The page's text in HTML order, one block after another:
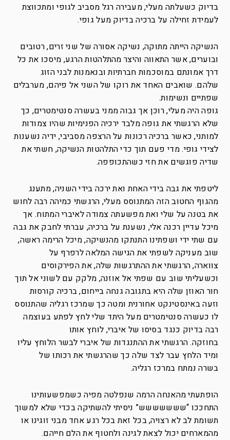
בדיוק כשעלתה מעלי, מעבירה רגל מסביב לגופי ומתכווצת
לעמידת זחילה על ברכיה בדיוק מעל גופי.
הנשיקה הייתה מתוקה, נשיקה אסורה של שני זרים, רטובים
ובוערים, אשר התאווה והיצר מהתלהטות הרגע, מיסכו את כל
דרך אמונתם במוסכמות חברתיות ובנאמנות לבני הזוג
שלהם. שואבים האחד את רוקו של השני אל פיהם, מערבלים
שפתיים ונשימות.
גופה היה מעלי, רוכן אך גבוה ממני בעשרה סנטימטרים, כך
שלא הרגשתי את גופה מלבד ירכיה הפנימיות שהיו צמודות
למותני, כאשר ברכיה רכונות על הרצפה מסביבי, ידיה נשענות
לצידי גופי. מדי פעם תוך כדי התלהטות הנשיקה, חשתי את
שדיה פוגשים את חזי כשהתכופפה.
ליטפתי את גבה בידי האחת ואת ירכה בידי השניה, מתענג
מהגוף החטוב הזה המתנוסס מעלי, הרגשתי כמיהה רבה לחוש
את בטנה על שלי ואת מפשעתה צמודה לאיברי המתוח. אך
מיכל עדיין רכנה אלי, נשענת על ברכיה, עברתי לחבק את גבה
עם שתי ידי ושפתינו התנתקו מהנשיקה, מיכל הרימה ראשה,
שוב מעניקה לשפתי את הגישה המלאה לרפרף על
צווארה, הרגשתי את ההתרגשות שלה, את הפירקוסים
וכשעליתי שוב עם שפתי אל אוזנה, מלקק עם לשוני אל תוך
חור האוזן שלה היא בתגובה גנחה בייחום, ברכיה קורסות
וזעה באינסטינקט אחורנית ומטה כך שמרכז רגליה שהתנוסס
לו כעשרה סנטימטרים מעל היתד שלי לחץ לפתע בעוצמה
רבה בדיוק כנגד בסיסו של איברי, לוחץ אותו
בחוזקה. הרגשתי את ההתנגדות של איברי לבשר הלוחץ עליו
ומיד הלחץ עבר לצד שלה כך שהרגשתי את רכותו של
בשרה נמתח במרכז רגליה.
הופתעתי מהאנחה הרמה שנפלטה מפיה כשמפשעותינו
התחככו “ששששששש” ניסיתי להשתיקה בכדי שלא למשוך
תשומת לב לא רצויה, בכל זאת בכל רגע אחד מבני זוגינו או
מהמארחים יכול לצאת לגינה ולחטוף את הלם חייהם.